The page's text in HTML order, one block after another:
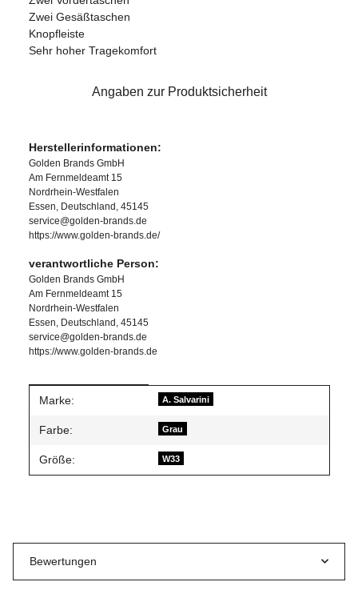
Zwei Gesäßtaschen
Knopfleiste
Sehr hoher Tragekomfort
Angaben zur Produktsicherheit
Herstellerinformationen:
Golden Brands GmbH
Am Fernmeldeamt 15
Nordrhein-Westfalen
Essen, Deutschland, 45145
service@golden-brands.de
https://www.golden-brands.de/
verantwortliche Person:
Golden Brands GmbH
Am Fernmeldeamt 15
Nordrhein-Westfalen
Essen, Deutschland, 45145
service@golden-brands.de
https://www.golden-brands.de
Produkteigenschaft
Wert
Marke: A. Salvarini
Farbe: Grau
Größe: W33
Bewertungen